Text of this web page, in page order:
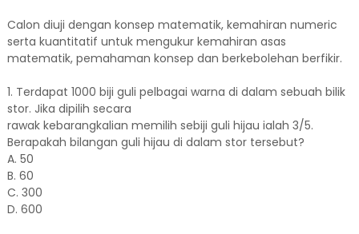
Calon diuji dengan konsep matematik, kemahiran numeric
serta kuantitatif untuk mengukur kemahiran asas
matematik, pemahaman konsep dan berkebolehan berfikir.
1. Terdapat 1000 biji guli pelbagai warna di dalam sebuah bilik
stor. Jika dipilih secara
rawak kebarangkalian memilih sebiji guli hijau ialah 3/5.
Berapakah bilangan guli hijau di dalam stor tersebut?
A. 50
B. 60
C. 300
D. 600